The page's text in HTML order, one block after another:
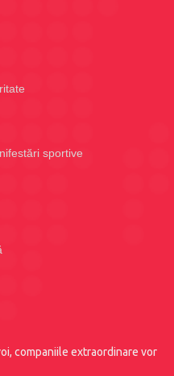
sportive
companiile extraordinare vor